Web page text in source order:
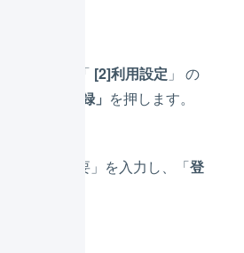
ニューから「 [2]利用設定 」 の
[2-2] アプリ登録」 を押します。
名」と「概要」を入力し、「登